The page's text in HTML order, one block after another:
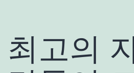
최고의